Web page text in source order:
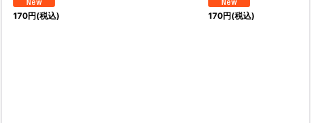
170円(税込) 170円(税込)